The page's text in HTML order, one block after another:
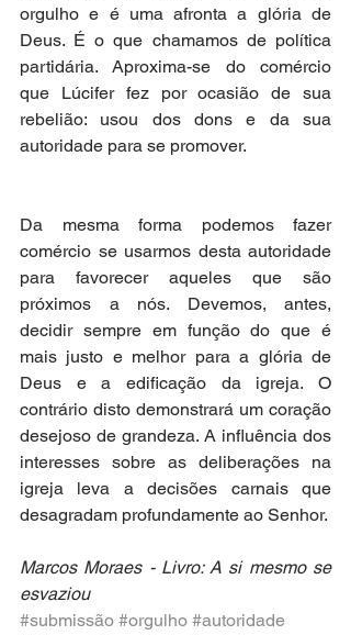
orgulho e é uma afronta a glória de
Deus. É o que chamamos de política
partidária. Aproxima-se do comércio
que Lúcifer fez por ocasião de sua
rebelião: usou dos dons e da sua
autoridade para se promover.
Da mesma forma podemos fazer
comércio se usarmos desta autoridade
para favorecer aqueles que são
próximos a nós. Devemos, antes,
decidir sempre em função do que é
mais justo e melhor para a glória de
Deus e a edificação da igreja. O
contrário disto demonstrará um coração
desejoso de grandeza. A influência dos
interesses sobre as deliberações na
igreja leva a decisões carnais que
desagradam profundamente ao Senhor.
Marcos Moraes - Livro: A si mesmo se
esvaziou
#submissão #orgulho #autoridade